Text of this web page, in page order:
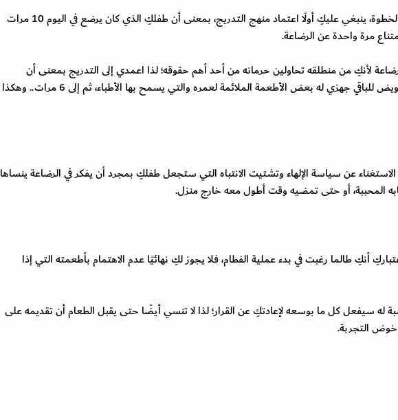
حتى تضمنين النجاح عند القيام بهذه الخطوة، ينبغي عليكِ أولًا اعتماد منهج التدريج، بمعنى أن طفلكِ الذي كان يرضع في اليوم 10 مرات
مرة واحدة عن الرضاعة.
لأنكِ من منطلقه تحاولين حرمانه من أحد أهم حقوقه؛ لذا اعمدي إلى التدريج بمعنى أن
تجعليهم في البداية 8 مرات فقط وكتعويض للباقي جهزي له بعض الأطعمة الملائمة لعمره والتي يسمح بها الأطباء، ثم إلى 6 مرات.. وهكذا
عن سياسة الإلهاء وتشتيت الانتباه التي ستجعل طفلكِ بمجرد أن يفكر في الرضاعة ينساها
المحببة، أو حتى تمضيه وقت أطول معه خارج منزل.
أنكِ طالما رغبت في بدء عملية الفطام، فلا يجوز لكِ نهائيًا عدم الاهتمام بأطعمته التي إذا
له سيفعل كل ما بوسعه لإعادتكِ عن القرار؛ لذا لا تنسي أيضًا حتى يقبل الطعام أن تقديمه على
التجربة.